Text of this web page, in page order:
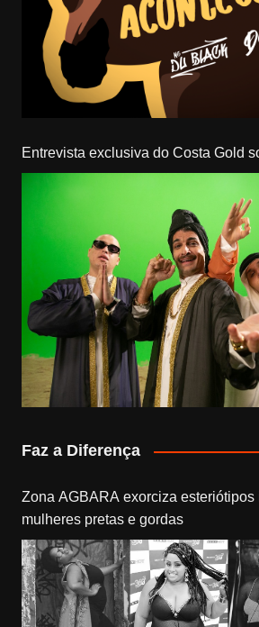
Entrevista exclusiva do Costa Gold
Faz a Diferença
Zona AGBARA exorciza esteriótipos
mulheres pretas e gordas